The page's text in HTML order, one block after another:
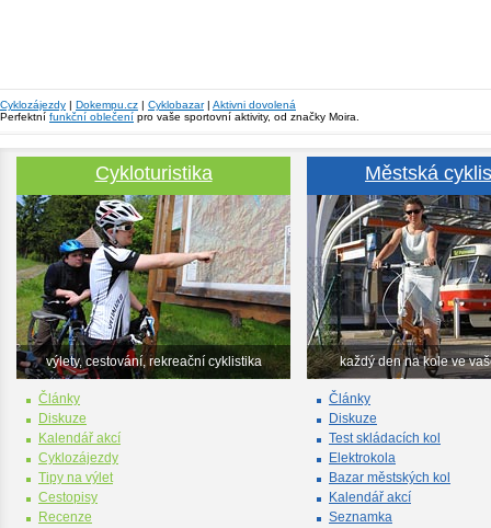
Cyklozájezdy | Dokempu.cz | Cyklobazar| Aktivni dovolená
Perfektní funkční oblečení pro vaše sportovní aktivity, od značky Moira.
Cykloturistika
výlety, cestování, rekreační cyklistika
Články
Diskuze
Kalendář akcí
Cyklozájezdy
Tipy na výlet
Cestopisy
Recenze
Městská
každý den na kole ve
Články
Diskuze
Test skládacích kol
Elektrokola
Bazar městských kol
Kalendář akcí
Seznamka